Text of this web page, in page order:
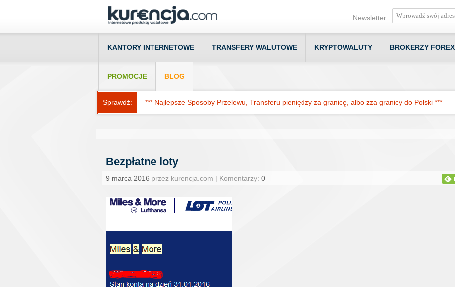
Newsletter
KANTORY INTERNETOWE TRANSFERY WALUTOWE KRYPTOWALUTY BROKERZY FOREX
PROMOCJE BLOG
Sprawdź: *** Najlepsze Sposoby Przelewu, Transferu pieniędzy za granicę, albo zza granicy do Polski ***
Bezpłatne loty
9 marca 2016 przez kurencja.com | Komentarzy: 0